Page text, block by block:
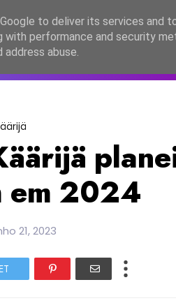
FC2026 EASC2026
em 2024
21, 2023
to deliver its services and
with performance and security
abuse.